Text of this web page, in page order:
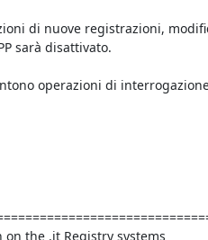
di nuove registrazioni,
sarà disattivato.
operazioni di
the .it Registry systems